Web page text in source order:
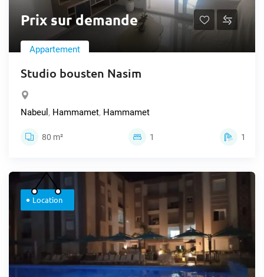
Prix sur demande
Appartement
Studio bousten Nasim
Nabeul , Hammamet, Hammamet
80 m² 1 1
Location